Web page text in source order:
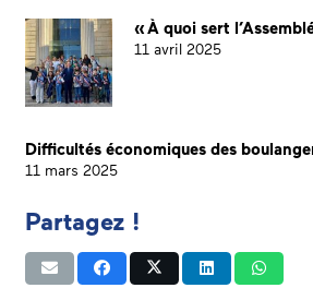
« À quoi sert
11 avril 2025
Difficultés économiques des
11 mars 2025
Partagez !